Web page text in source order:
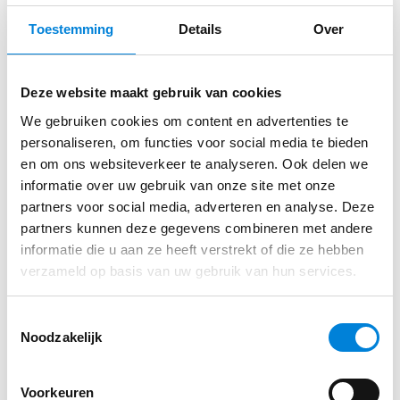
Toestemming Details Over
Deze website maakt gebruik van cookies
We gebruiken cookies om content en advertenties te
personaliseren, om functies voor social media te bieden
en om ons websiteverkeer te analyseren. Ook delen we
informatie over uw gebruik van onze site met onze
partners voor social media, adverteren en analyse. Deze
partners kunnen deze gegevens combineren met andere
informatie die u aan ze heeft verstrekt of die ze hebben
verzameld op basis van uw gebruik van hun services.
Noodzakelijk
Voorkeuren
technische problemen
Je ondersteunt en overlegt met het projectteam
​Herken jij jezelf hier (niet) in?
Een engineer elektrotechniek, die de Nederlandse
taal goed beheerst en die wil werken aan uitdagende
en uiteenlopende projecten. Die met veel aandacht
en benodigde zorg klantwensen vertaalt naar een
optimaal, functioneel en duurzaam ontwerp. Onze
utiliteitsprojecten bestaan uit scholen,
distributiecentra, hotels of kantoorgebouwen.
​Tot slot: de belangrijkste punten
Direct sollicteren op deze functie?
Solliciteer via de website van Wijnen Bouwgroep
Solliciteren